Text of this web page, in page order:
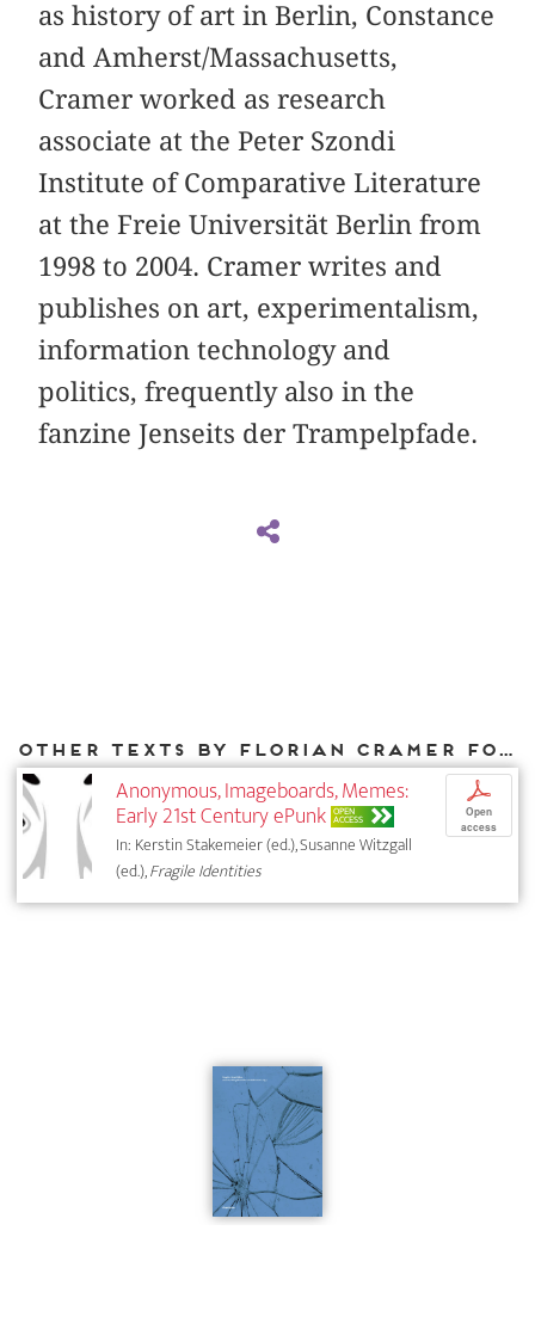
as history of art in Berlin, Constance
and Amherst/Massachusetts,
Cramer worked as research
associate at the Peter Szondi
Institute of Comparative Literature
at the Freie Universität Berlin from
1998 to 2004. Cramer writes and
publishes on art, experimentalism,
information technology and
politics, frequently also in the
fanzine Jenseits der Trampelpfade.
Other texts by Florian Cramer for DIAPHANES
Anonymous, Imageboards, Memes:
Early 21st Century ePunk OPEN
ACCESS
In: Kerstin Stakemeier (ed.), Susanne Witzgall
(ed.),Fragile Identities
p
Open
access